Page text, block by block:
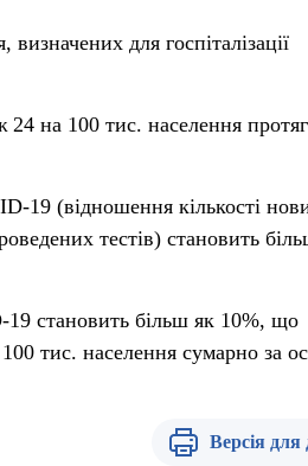
для госпіталізації
24 на 100 тис. населення
19 (відношення кількості
тестів) становить
19 становить більш як 10%, що
тис. населення сумарно за
Версія для